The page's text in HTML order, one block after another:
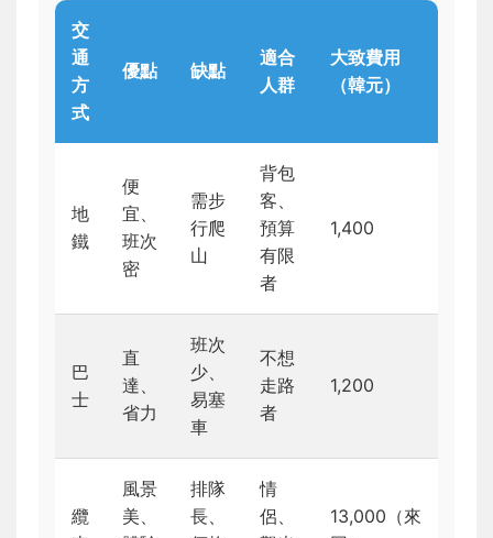
交
通
方
式
優點 缺點
適合
人群
大致費用
（韓元）
地
鐵
便
宜、
班次
密
需步
行爬
山
背包
客、
預算
有限
者
1,400
巴
士
直
達、
省力
班次
少、
易塞
車
不想
走路
者
1,200
纜
風景
美、
排隊
長、
情
侶、
13,000（來